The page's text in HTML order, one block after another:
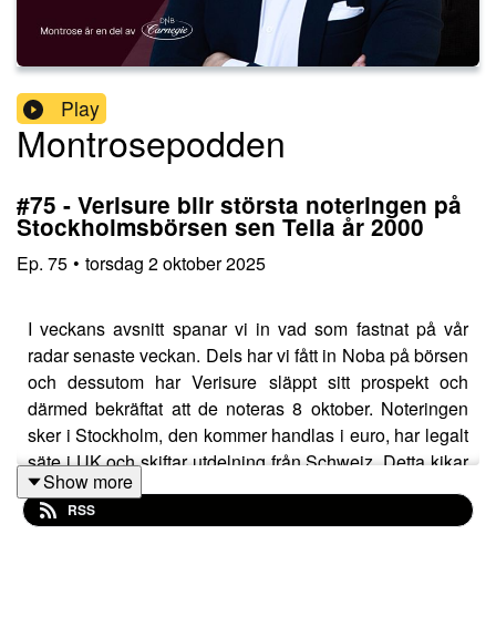
Play
Montrosepodden
#75 - Verisure blir största noteringen på
Stockholmsbörsen sen Telia år 2000
Ep. 75 • torsdag 2 oktober 2025
I veckans avsnitt spanar vi in vad som fastnat på vår
radar senaste veckan. Dels har vi fått in Noba på börsen
och dessutom har Verisure släppt sitt prospekt och
därmed bekräftat att de noteras 8 oktober. Noteringen
sker i Stockholm, den kommer handlas i euro, har legalt
säte i UK och skiftar utdelning från Schweiz. Detta kikar
vi såklart närmare på. Dessutom pratar vi lite grann om
storaffären i gamingsektorn där ett privat konsortium vill
Show more
RSS